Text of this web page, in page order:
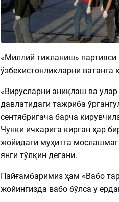
«Миллий тикланиш»
ўзбекистонликларни ватанга
«Вирусларни аниқлаш ва
давлатидаги тажриба
сентябригача барча
Чунки ичкарига кирган ҳар
жойидаги муҳитга
янги тўлқин дегани.
Пайғамбаримиз ҳам «Вабо
жойингизда вабо бўлса у